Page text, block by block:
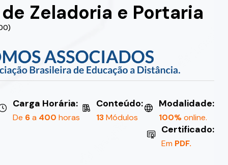
Zeladoria e Portaria
Carga Horária:
De 6a 400 horas
Conteúdo:
13Módulos
Modalidade:
100%online.
Certificado:
Em PDF.